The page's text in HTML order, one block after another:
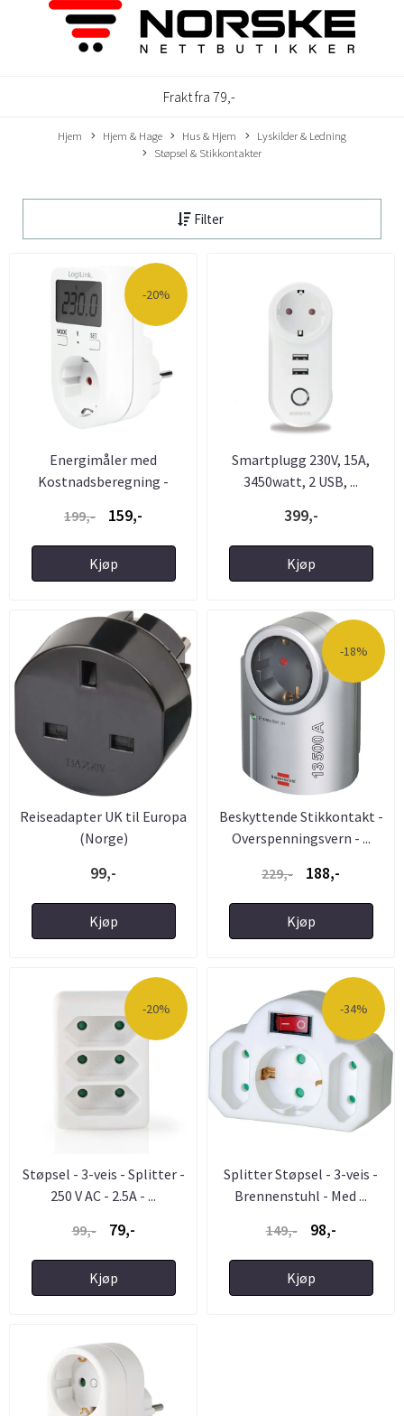
Frakt fra 79,-
Hjem Hjem & Hage Hus & Hjem
Lyskilder & Ledning
Støpsel & Stikkontakter
Filter
-20%
Energimåler med
Kostnadsberegning -
199,- 159,-
Kjøp
Smartplugg 230V, 15A,
3450watt, 2 USB, ...
399,-
Kjøp
Reiseadapter UK til Europa
(Norge)
99,-
Kjøp
-18%
Beskyttende Stikkontakt -
Overspenningsvern - ...
229,-
188,-
Kjøp
-20%
Støpsel - 3-veis - Splitter -
250 V AC - 2.5A - ...
99,-
79,-
Kjøp
-34%
Splitter Støpsel - 3-veis -
Brennenstuhl - Med ...
149,-
98,-
Kjøp